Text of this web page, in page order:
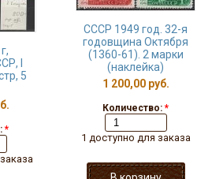
I
5
*
СССР 1949 год. 32-я
годовщина Октября
(1360-61). 2 марки
(наклейка)
1 200,00 руб.
Количество: *
1 доступно для заказа